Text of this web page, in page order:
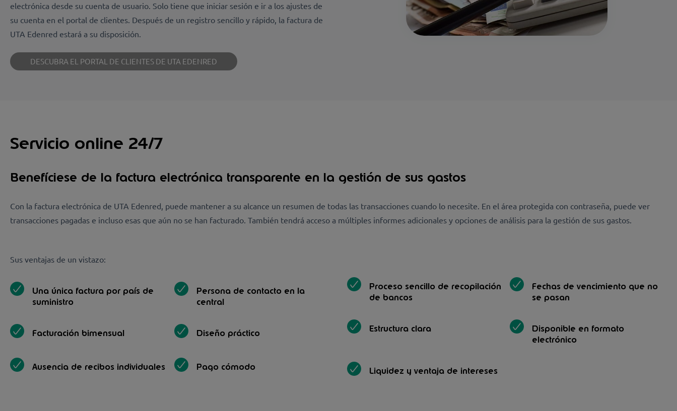
electrónica desde su cuenta de usuario. Solo tiene que iniciar sesión e ir a los ajustes de
su cuenta en el portal de clientes. Después de un registro sencillo y rápido, la factura de
UTA Edenred estará a su disposición.
DESCUBRA EL PORTAL DE CLIENTES DE UTA EDENRED
Servicio online 24/7
Benefíciese de la factura electrónica transparente en la gestión de sus gastos
Con la factura electrónica de UTA Edenred, puede mantener a su alcance un resumen de todas las transacciones cuando lo necesite. En el área protegida con contraseña, puede ver
transacciones pagadas e incluso esas que aún no se han facturado. También tendrá acceso a múltiples informes adicionales y opciones de análisis para la gestión de sus gastos.
Sus ventajas de un vistazo:
Una única factura por país de
suministro
Persona de contacto en la
central
Facturación bimensual Diseño práctico
Ausencia de recibos individuales Pago cómodo
Proceso sencillo de recopilación
de bancos
Fechas de vencimiento que no
se pasan
Estructura clara
Disponible en formato
electrónico
Liquidez y ventaja de intereses